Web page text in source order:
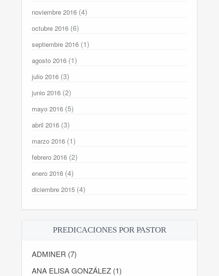
noviembre 2016 (4)
octubre 2016 (6)
septiembre 2016 (1)
agosto 2016 (1)
julio 2016 (3)
junio 2016 (2)
mayo 2016 (5)
abril 2016 (3)
marzo 2016 (1)
febrero 2016 (2)
enero 2016 (4)
diciembre 2015 (4)
PREDICACIONES POR PASTOR
ADMINER (7)
ANA ELISA GONZÁLEZ (1)